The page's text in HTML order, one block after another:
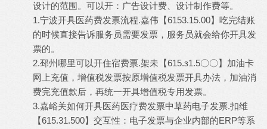
设计的范围。可以开：广告设计费、设计制作费等。
1.宁波开具医药费发票流程.嘉伟【6153.15.00】吃完结账
的时候直接告诉服务员需要发票，服务员就会给你开具发
票的。
2.邳州哪里可以开住宿费票.架未【615.з1.5〇〇】加油卡
网上充值，增值税发票按原增值税发票开具办法，加油消
费完充值款后，再统一开具增值税专用发票。
3.嘉峪关如何开具医药医疗费发票中草药电子发票.扣维
【615.31.500】交互性：电子发票与企业内部的ERP等系